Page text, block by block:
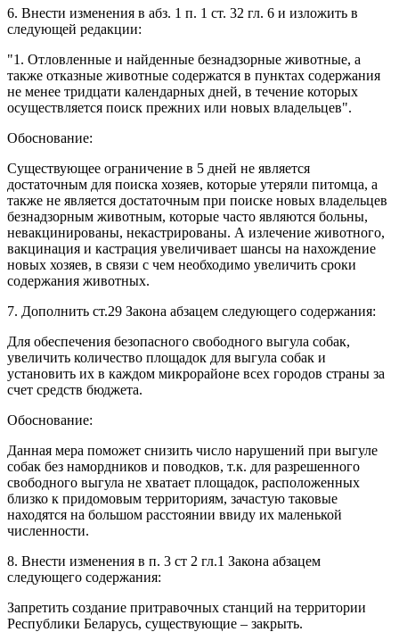
6. Внести изменения в абз. 1 п. 1 ст. 32 гл. 6 и изложить в
следующей редакции:
"1. Отловленные и найденные безнадзорные животные, а
также отказные животные содержатся в пунктах содержания
не менее тридцати календарных дней, в течение которых
осуществляется поиск прежних или новых владельцев".
Обоснование:
Существующее ограничение в 5 дней не является
достаточным для поиска хозяев, которые утеряли питомца, а
также не является достаточным при поиске новых владельцев
безнадзорным животным, которые часто являются больны,
невакцинированы, некастрированы. А излечение животного,
вакцинация и кастрация увеличивает шансы на нахождение
новых хозяев, в связи с чем необходимо увеличить сроки
содержания животных.
7. Дополнить ст.29 Закона абзацем следующего содержания:
Для обеспечения безопасного свободного выгула собак,
увеличить количество площадок для выгула собак и
установить их в каждом микрорайоне всех городов страны за
счет средств бюджета.
Обоснование:
Данная мера поможет снизить число нарушений при выгуле
собак без намордников и поводков, т.к. для разрешенного
свободного выгула не хватает площадок, расположенных
близко к придомовым территориям, зачастую таковые
находятся на большом расстоянии ввиду их маленькой
численности.
8. Внести изменения в п. 3 ст 2 гл.1 Закона абзацем
следующего содержания:
Запретить создание притравочных станций на территории
Республики Беларусь, существующие – закрыть.